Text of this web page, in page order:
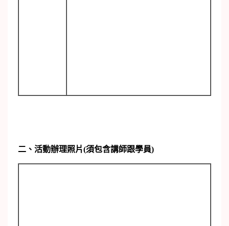
二、活動辦理照片(須包含講師跟學員)